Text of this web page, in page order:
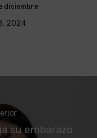
diciembre
2024
su embarazo